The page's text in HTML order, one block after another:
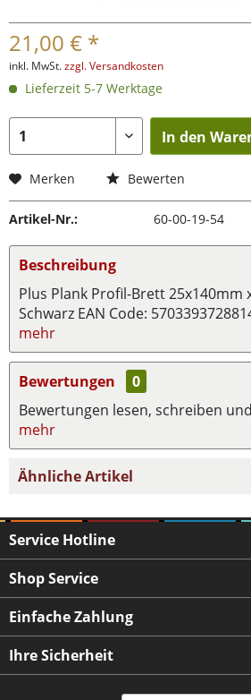
21,00 € *
inkl. MwSt.zzgl. Versandkosten
Lieferzeit 5-7 Werktage
In den
Merken Bewerten
Artikel-Nr.: 60-00-19-54
Beschreibung
Plus Plank Profil-Brett 25x140mm
Schwarz EAN Code:
mehr
Bewertungen
0
Bewertungen lesen, schreiben
mehr
Ähnliche Artikel
Service Hotline
Shop Service
Einfache Zahlung
Ihre Sicherheit